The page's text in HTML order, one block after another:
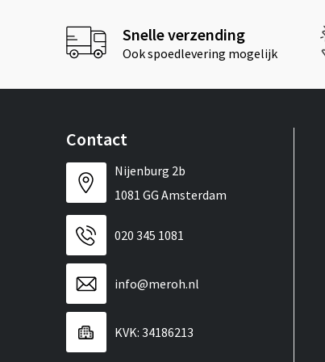
Snelle verzending
Ook spoedlevering mogelijk
Contact
Nijenburg 2b
1081 GG Amsterdam
020 345 1081
info@meroh.nl
KVK: 34186213